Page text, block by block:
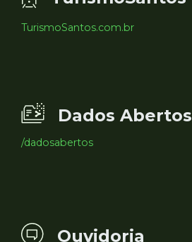
TurismoSantos.com.br
Dados Abertos
/dadosabertos
Ouvidoria